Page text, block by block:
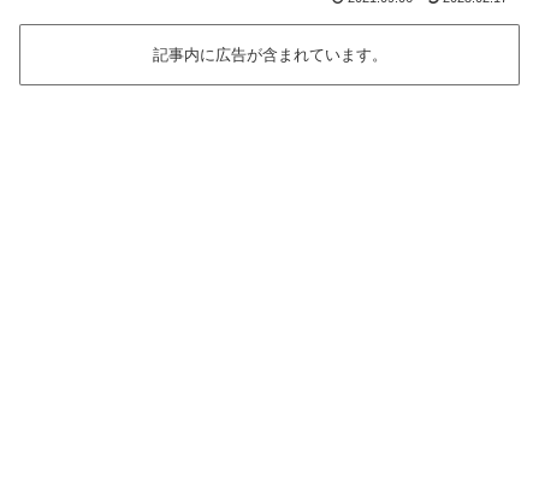
記事内に広告が含まれています。